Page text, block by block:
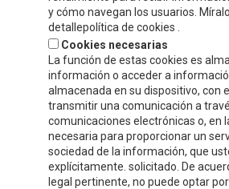
y cómo navegan los usuarios.
detallepolítica de cookies .
Cookies necesarias
La función de estas cookies es
información o acceder a
almacenada en su dispositivo, con
transmitir una comunicación a
comunicaciones electrónicas o, en
necesaria para proporcionar un
sociedad de la información, que
explícitamente. solicitado. De
legal pertinente, no puede optar
+34 941 132 803
info@celorrio.com
ZONA PRIVADA
¡ESCRÍBENOS!